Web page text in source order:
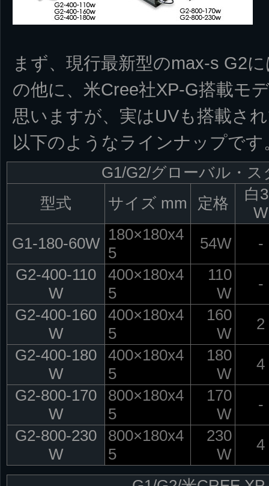
まず、現行最新型のmax-s G2
の他に、米Cree社XP-G搭載モ
思いますが、実はUVも搭載さ
以下のようなラインナップです
G1/G2/グローバル・
型式
サイズ mm 定格
白
W
G1-180-60W 180×180x4
5
54W
-
G2-400-110
W
400×180x4
5
110
W
-
G2-400-160
W
400×180x4
5
160
W
2
G2-400-180
W
400×180x4
5
180
W
4
G2-800-170
W
800×180x4
5
170
W
-
G2-800-230
W
800×180x4
5
230
W
4